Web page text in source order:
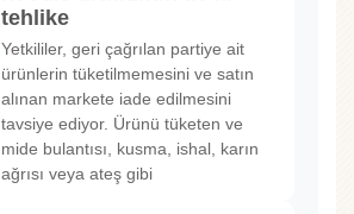
tehlike
Yetkililer, geri çağrılan partiye ait
ürünlerin tüketilmemesini ve satın
alınan markete iade edilmesini
tavsiye ediyor. Ürünü tüketen ve
mide bulantısı, kusma, ishal, karın
ağrısı veya ateş gibi